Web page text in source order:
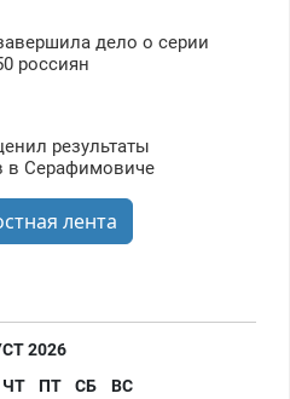
дело о серии
россиян
результаты
в Серафимовиче
лента
2026
ЧТ ПТ СБ
ВС